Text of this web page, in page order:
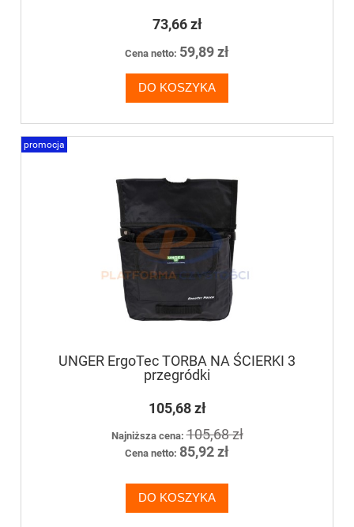
73,66 zł
Cena netto: 59,89 zł
DO KOSZYKA
UNGER ErgoTec TORBA NA ŚCIERKI 3
przegródki
105,68 zł
Najniższa cena:105,68 zł
Cena netto: 85,92 zł
DO KOSZYKA
promocja